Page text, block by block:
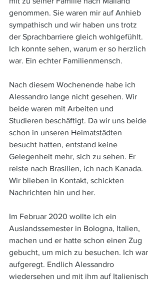
genommen. Sie waren mir auf Anhieb
sympathisch und wir haben uns trotz
der Sprachbarriere gleich wohlgefühlt.
Ich konnte sehen, warum er so herzlich
war. Ein echter Familienmensch.
Nach diesem Wochenende habe ich
Alessandro lange nicht gesehen. Wir
beide waren mit Arbeiten und
Studieren beschäftigt. Da wir uns beide
schon in unseren Heimatstädten
besucht hatten, entstand keine
Gelegenheit mehr, sich zu sehen. Er
reiste nach Brasilien, ich nach Kanada.
Wir blieben in Kontakt, schickten
Nachrichten hin und her.
Im Februar 2020 wollte ich ein
Auslandssemester in Bologna, Italien,
machen und er hatte schon einen Zug
gebucht, um mich zu besuchen. Ich war
aufgeregt. Endlich Alessandro
wiedersehen und mit ihm auf Italienisch